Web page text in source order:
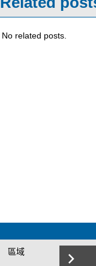
No related posts.
區域